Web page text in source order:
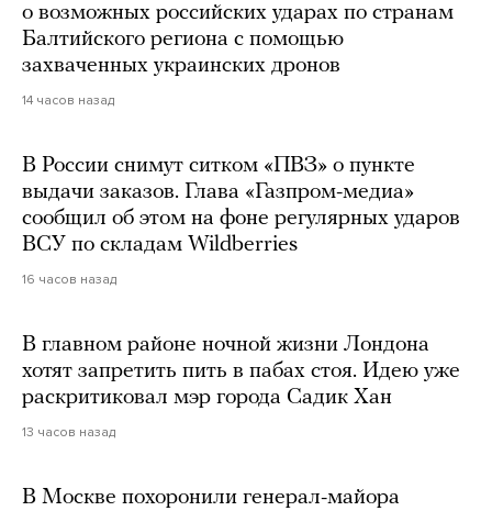
о возможных российских ударах по странам
Балтийского региона с помощью
захваченных украинских дронов
14 часов назад
В России снимут ситком «ПВЗ» о пункте
выдачи заказов. Глава «Газпром-медиа»
сообщил об этом на фоне регулярных ударов
ВСУ по складам Wildberries
16 часов назад
В главном районе ночной жизни Лондона
хотят запретить пить в пабах стоя. Идею уже
раскритиковал мэр города Садик Хан
13 часов назад
В Москве похоронили генерал-майора